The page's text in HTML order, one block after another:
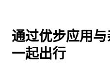
通过优步应用
一起出行